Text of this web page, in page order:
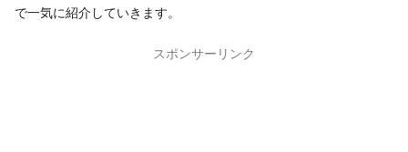
で一気に紹介していきます。
スポンサーリンク